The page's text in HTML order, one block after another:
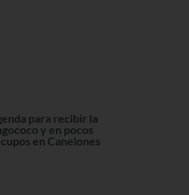
para recibir la
y en pocos
en Canelones